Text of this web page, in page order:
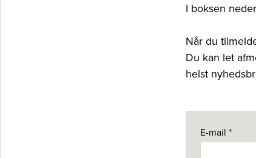
I boksen
Når du
Du kan let
helst
E-mail *